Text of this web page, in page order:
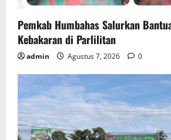
Pemkab Humbahas Salurkan
Kebakaran di Parlilitan
admin Agustus 7, 2026 0